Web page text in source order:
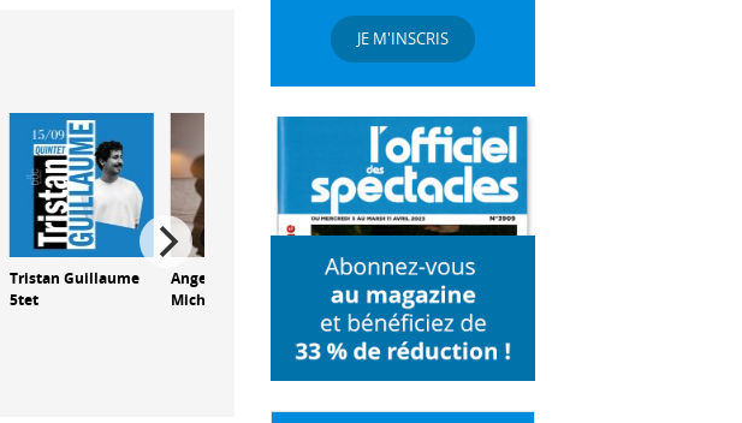
Tristan Guillaume
5tet
Angela Grey et
Michael Valeanu
JE M'INSCRIS